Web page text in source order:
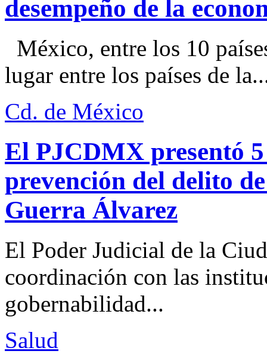
desempeño de la
México, entre los 10
lugar entre los países de
Cd. de México
El PJCDMX presentó
prevención del delito
Guerra Álvarez
El Poder Judicial de la
coordinación con las
gobernabilidad...
Salud